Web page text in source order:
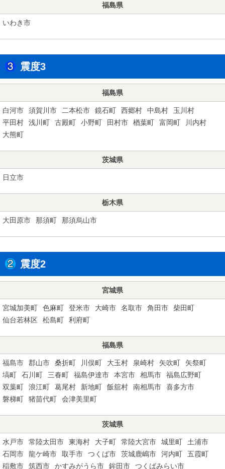
福島県
いわき市
震度3
福島県
白河市 須賀川市 二本松市 鏡石町 西郷村 中島村
玉川村
平田村
浅川町 古殿町 小野町 田村市 楢葉町 富岡町
川内村
大熊町
茨城県
日立市
栃木県
大田原市 那須町 那須烏山市
震度2
宮城県
宮城加美町 色麻町 登米市 大崎市 名取市 角田市
柴田町
仙台若林区
松島町 利府町
福島県
福島市 郡山市 桑折町 川俣町 大玉村 泉崎村 矢吹町
矢祭町
塙町
石川町 三春町 福島伊達市 本宮市 相馬市
福島広野町
双葉町
浪江町 葛尾村 新地町 飯舘村 南相馬市
喜多方市
磐梯町
猪苗代町 会津美里町
茨城県
水戸市 常陸太田市 東海村 大子町 常陸大宮市 城里町
土浦市
石岡市
龍ケ崎市 取手市 つくば市 茨城鹿嶋市 河内町
五霞町
稲敷市
筑西市 かすみがうら市 鉾田市 つくばみらい市